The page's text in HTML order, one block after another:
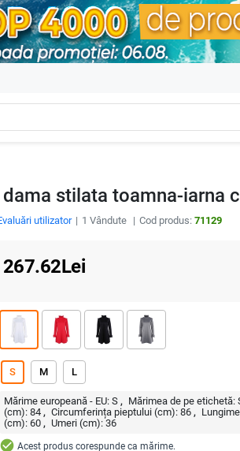
dama stilata toamna-iarna
utilizator 1 Vândute Cod produs: 71129
267.62Lei
S M L
Mărime europeană - EU: S Mărimea de pe etichetă:
(cm): 84 Circumferința pieptului (cm): 86
(cm): 60 Umeri (cm): 36
check_circle Acest produs corespunde ca mărime.